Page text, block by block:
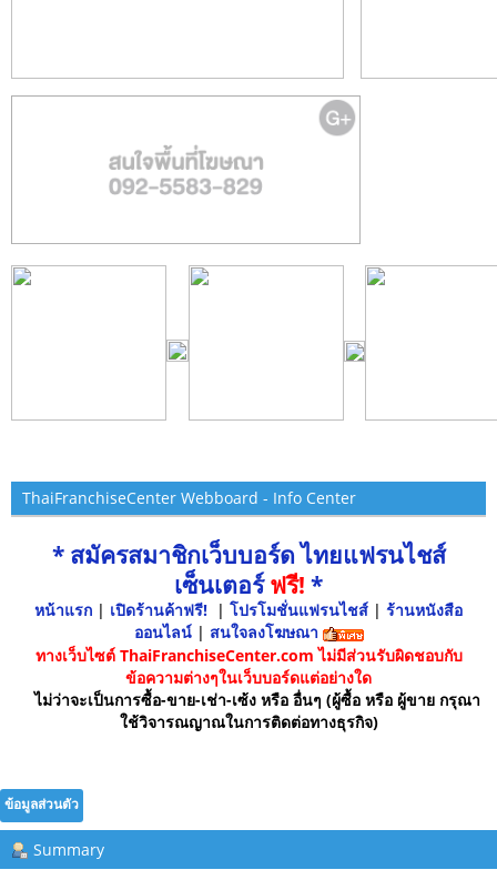
ThaiFranchiseCenter Webboard - Info Center
* สมัครสมาชิกเว็บบอร์ด ไทยแฟรนไชส์
เซ็นเตอร์ฟรี! *
หน้าแรก | เปิดร้านค้าฟรี! | โปรโมชั่นแฟรนไชส์ | ร้านหนังสือ
ออนไลน์ | สนใจลงโฆษณา
ทางเว็บไซต์ ThaiFranchiseCenter.com ไม่มีส่วนรับผิดชอบกับ
ข้อความต่างๆในเว็บบอร์ดแต่อย่างใด
ไม่ว่าจะเป็นการซื้อ-ขาย-เช่า-เซ้ง หรือ อื่นๆ (ผู้ซื้อ หรือ ผู้ขาย กรุณา
ใช้วิจารณญาณในการติดต่อทางธุรกิจ)
ข้อมูลส่วนตัว
Summary